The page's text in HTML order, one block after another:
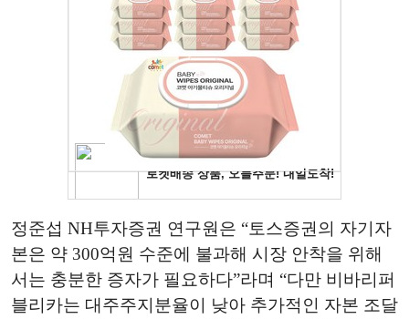
정준섭 NH투자증권 연구원은 “토스증권의 자기자
본은 약 300억원 수준에 불과해 시장 안착을 위해
서는 충분한 증자가 필요하다”라며 “다만 비바리퍼
블리카는 대주주지분율이 낮아 추가적인 자본 조달